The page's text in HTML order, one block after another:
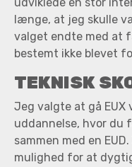
udviklede en stor
længe, at jeg skulle
valget endte med at
bestemt ikke blevet
TEKNISK
Jeg valgte at gå EUX
uddannelse, hvor du
sammen med en
mulighed for at